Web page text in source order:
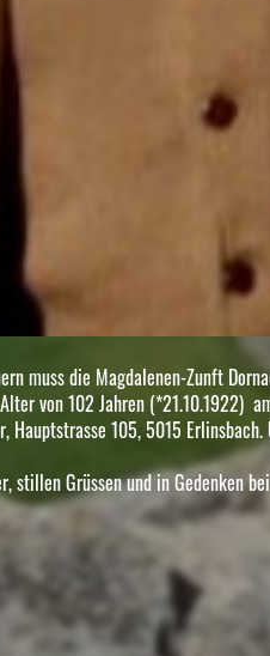
muss die Magdalenen-Zunft
von 102 Jahren (*21.10.1922)
Hauptstrasse 105, 5015
stillen Grüssen und in Gedenken